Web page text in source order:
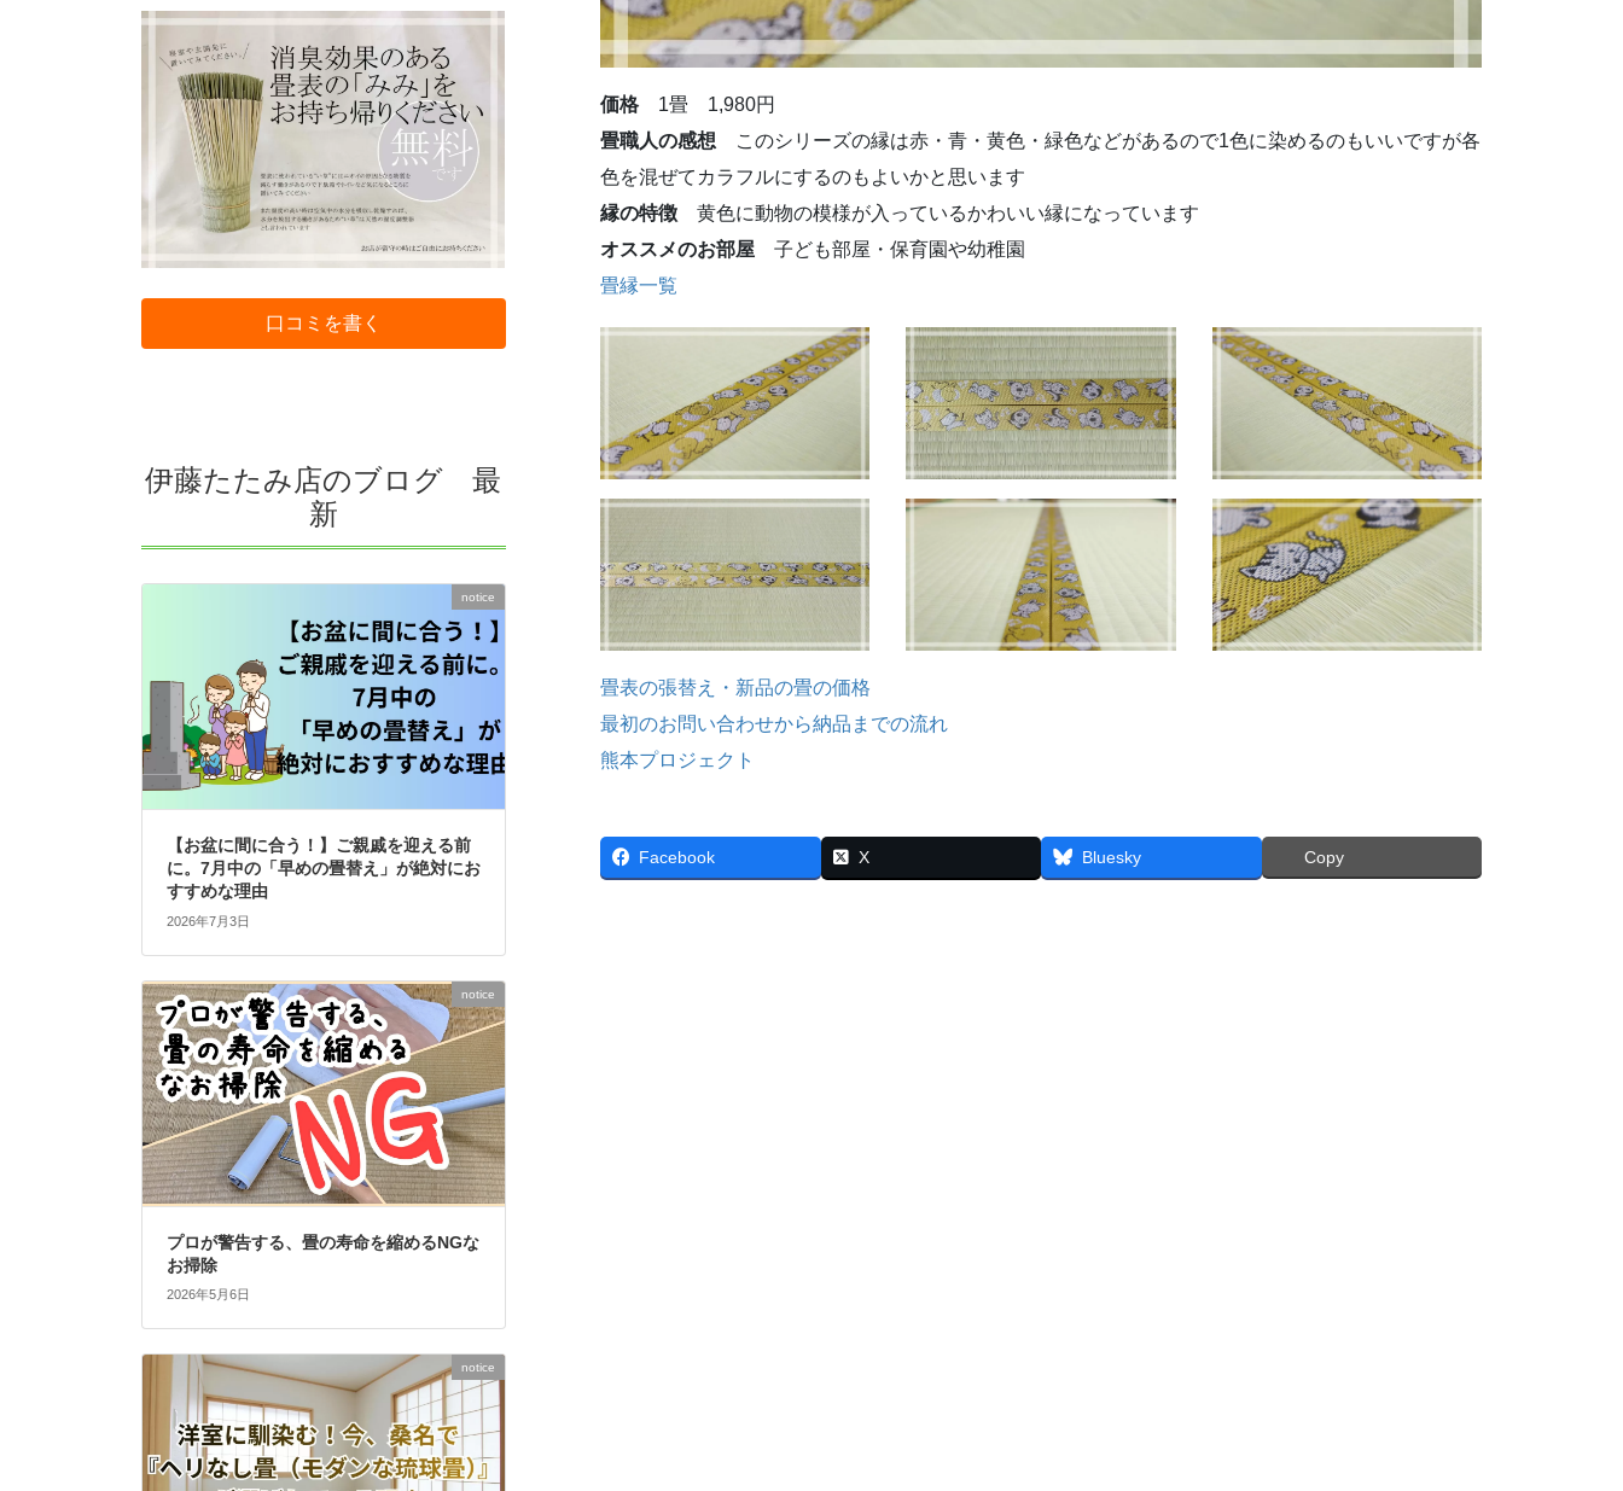
価格 1畳 1,980円
畳職人の感想 このシリーズの縁は赤・青・黄色・緑色などがあるので1色に染めるのもいいですが各
色を混ぜてカラフルにするのもよいかと思います
縁の特徴 黄色に動物の模様が入っているかわいい縁になっています
オススメのお部屋 子ども部屋・保育園や幼稚園
畳縁一覧
畳表の張替え・新品の畳の価格
最初のお問い合わせから納品までの流れ
熊本プロジェクト
Facebook X Bluesky Copy
口コミを書く
伊藤たたみ店のブログ 最
新
notice
【お盆に間に合う！】ご親戚を迎える前
に。7月中の「早めの畳替え」が絶対にお
すすめな理由
2026年7月3日
notice
プロが警告する、畳の寿命を縮めるNGな
お掃除
2026年5月6日
notice